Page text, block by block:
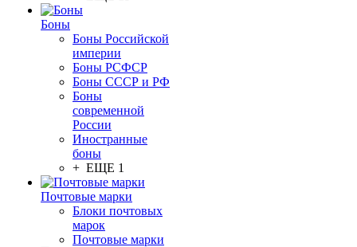
Боны
Боны Российской
империи
Боны РСФСР
Боны СССР и РФ
Боны
современной
России
Иностранные
боны
+ ЕЩЕ 1
Почтовые марки
Блоки почтовых
марок
Почтовые марки